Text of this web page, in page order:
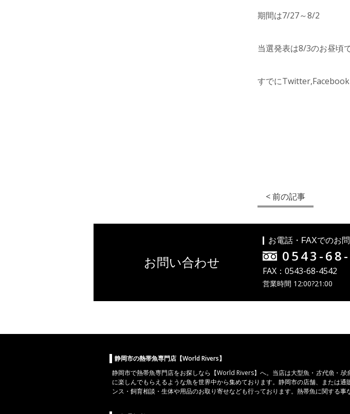
期間は7/27～8/2
当選発表は8/3のお昼頃
すでに
< 前の記事
お問い合わせ
お電話・FAXでのお
0543-
FAX：0543-68-4542
営業時間 12:00?21:00
静岡市の熱帯魚専門店【World Rivers】
静岡市で熱帯魚専門店をお探しなら【World Rivers】へ。当店は大型魚 ・ 古代魚 ・ 珍
に楽しんでもらえるような魚を世界中から集めております。静岡市の店舗、または
ンス・飼育相談・生体や用品のお取り寄せなども行っております。熱帯魚に関する事